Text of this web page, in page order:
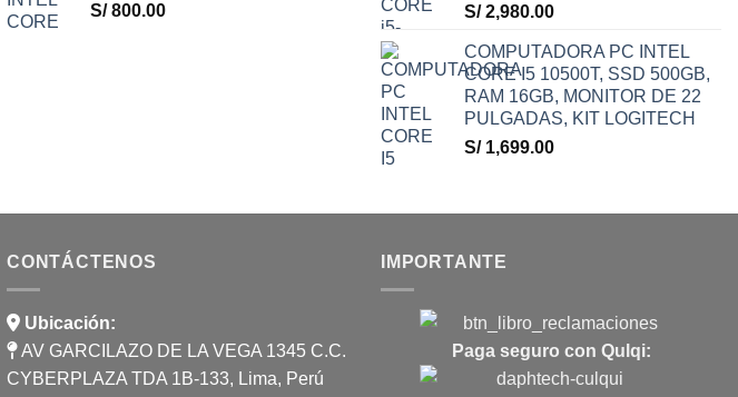
S/800.00
S/2,980.00
COMPUTADORA PC INTEL
CORE I5 10500T, SSD 500GB,
RAM 16GB, MONITOR DE 22
PULGADAS, KIT LOGITECH
S/1,699.00
CONTÁCTENOS
Ubicación:
AV GARCILAZO DE LA VEGA 1345 C.C.
CYBERPLAZA TDA 1B-133, Lima, Perú
IMPORTANTE
Paga seguro con Qulqi: